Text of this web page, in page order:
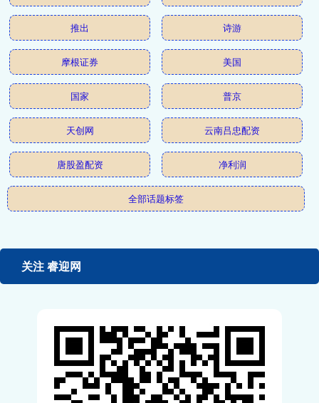
推出 诗游
摩根证券 美国
国家 普京
天创网 云南吕忠配资
唐股盈配资 净利润
全部话题标签
关注 睿迎网